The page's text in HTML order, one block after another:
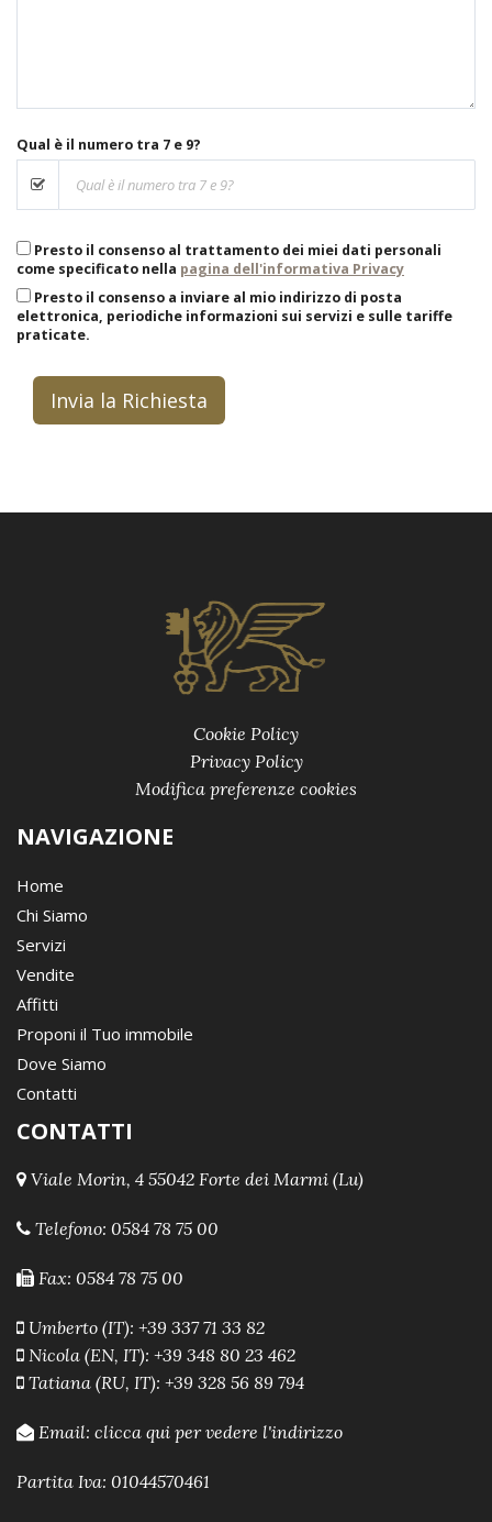
Qual è il numero tra 7 e 9?
Presto il consenso al trattamento dei miei dati personali
come specificato nella pagina dell'informativa Privacy
Presto il consenso a inviare al mio indirizzo di posta
elettronica, periodiche informazioni sui servizi e sulle tariffe
praticate.
Invia la Richiesta
Cookie Policy
Privacy Policy
Modifica preferenze cookies
NAVIGAZIONE
Home
Chi Siamo
Servizi
Vendite
Affitti
Proponi il Tuo immobile
Dove Siamo
Contatti
CONTATTI
Viale Morin, 4 55042 Forte dei Marmi (Lu)
Telefono: 0584 78 75 00
Fax: 0584 78 75 00
Umberto (IT): +39 337 71 33 82
Nicola (EN, IT): +39 348 80 23 462
Tatiana (RU, IT): +39 328 56 89 794
Email: clicca qui per vedere l'indirizzo
Partita Iva: 01044570461